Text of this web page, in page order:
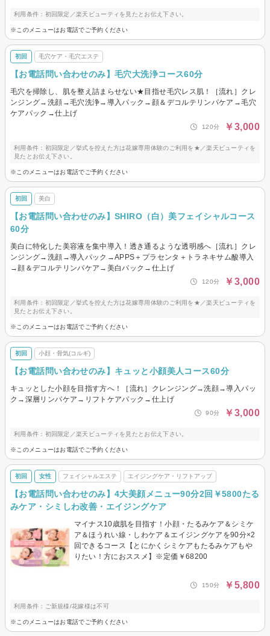
利用条件：初回限定／楽天ビューティを見たとお伝え下さい。
※このメニューはお電話でご予約ください
初回 毛穴ケア・毛穴エステ
【お電話問い合わせのみ】毛穴大洗浄コース60分
毛穴を掃除し、肌を整え詰まらせない★目指せ毛穴レス肌！［流れ］クレ
ンジング→洗顔→毛穴洗浄→導入パック→顔＆デコルテリンパケア→毛穴
ケアパック→仕上げ
120分 ￥3,000
利用条件：初回限定／挙式を控えた方は花嫁専用体験のご利用を★／楽天ビューティを
見たとお伝え下さい。
※このメニューはお電話でご予約ください
初回 美白
【お電話問い合わせのみ】SHIRO（白）美フェイシャルコース
60分
美白に特化した美容液を集中導入！透き通るような透明感へ［流れ］クレ
ンジング→洗顔→導入パック→APPS＋プラセンタ＋トラネキサム酸導入
→顔＆デコルテリンパケア→美白パック→仕上げ
120分 ￥3,000
利用条件：初回限定／挙式を控えた方は花嫁専用体験のご利用を★／楽天ビューティを
見たとお伝え下さい。
※このメニューはお電話でご予約ください
初回 小顔・骨気(コルギ)
【お電話問い合わせのみ】キュッと小顔美人コース60分
キュッとした小顔を目指す方へ！［流れ］クレンジング→洗顔→導入パッ
ク→深層リンパケア→リフトケアパック→仕上げ
90分 ￥3,000
利用条件：初回限定／楽天ビューティを見たとお伝え下さい。
※このメニューはお電話でご予約ください
初回 女性 フェイシャルエステ エイジングケア・リフトアップ
【お電話問い合わせのみ】4大美顔メニュー90分2回￥5800たる
みケア・シミしわ改善・エイジングケア
マイナス10歳肌を目指す！小顔・たるみケア＆シミケ
ア＆ほうれい線・しわケア＆エイジングケアを90分×2
回できるコース【とにかくシミケアもたるみケアもや
りたい！方におススメ】※定価￥68200
150分 ￥5,800
利用条件：ご新規様/花嫁様は不可
※このメニューはお電話でご予約ください